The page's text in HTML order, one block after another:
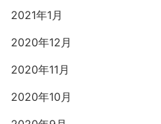
2021年1月
2020年12月
2020年11月
2020年10月